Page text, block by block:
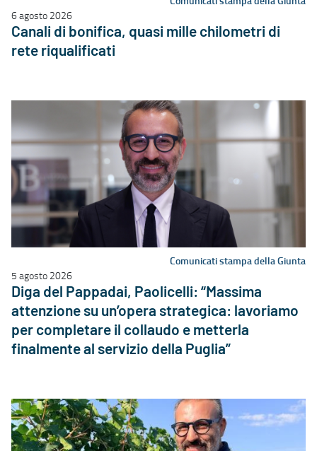
6 agosto 2026
Canali di bonifica, quasi mille chilometri di
rete riqualificati
Comunicati stampa della Giunta
5 agosto 2026
Diga del Pappadai, Paolicelli: “Massima
attenzione su un’opera strategica: lavoriamo
per completare il collaudo e metterla
finalmente al servizio della Puglia”